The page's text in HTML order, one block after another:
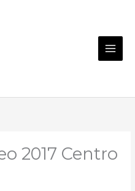
2017 Centro